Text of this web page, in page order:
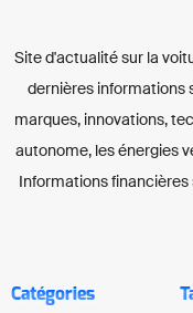
Site d'actualité sur la
dernières informations
marques, innovations,
autonome, les énergies
Informations
Catégories